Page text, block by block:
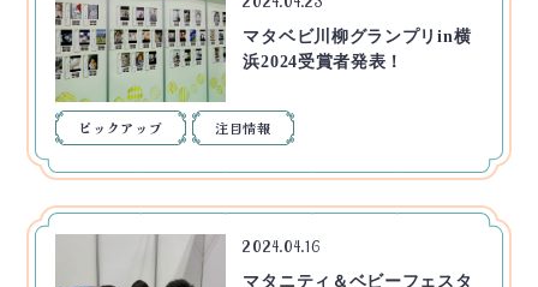
マタベビ川柳グランプリin横
浜2024受賞者発表！
ピックアップ 注目情報
2024.04.16
マタニティ＆ベビーフェスタ